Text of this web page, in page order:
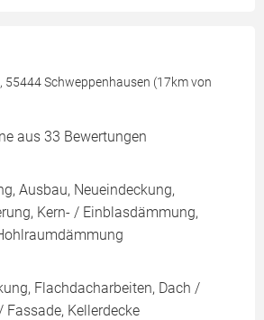
55444 Schweppenhausen (17km von
aus 33 Bewertungen
Ausbau, Neueindeckung,
Kern- / Einblasdämmung,
Flachdacharbeiten, Dach /
Fassade, Kellerdecke